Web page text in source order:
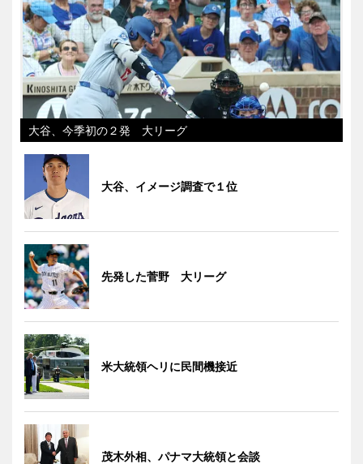
大谷、今季初の２発 大リーグ
大谷、イメージ調査で１位
先発した菅野 大リーグ
米大統領ヘリに民間機接近
茂木外相、パナマ大統領と会談